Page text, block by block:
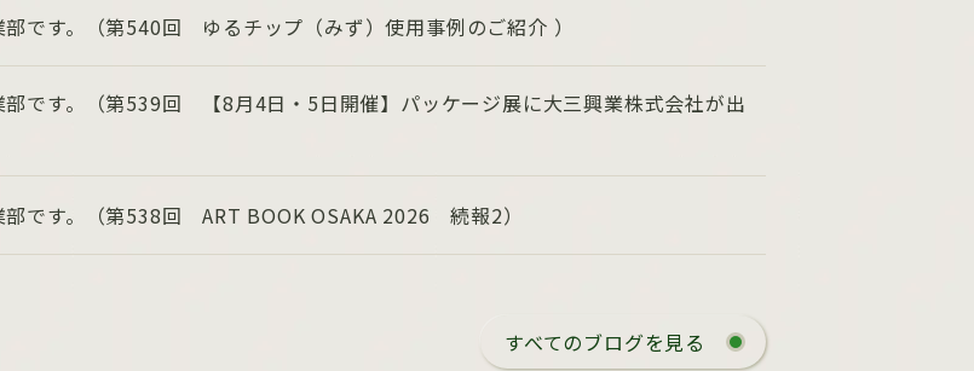
部です。（第540回 ゆるチップ（みず）使用事例のご紹介 ）
部です。（第539回 【8月4日・5日開催】パッケージ展に大三興業株式会社が出
部です。（第538回 ART BOOK OSAKA 2026 続報2）
すべてのブログを見る